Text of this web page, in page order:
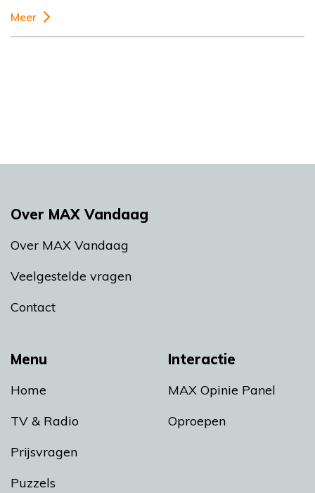
Meer
Menu
Home
TV & Radio
Prijsvragen
Puzzels
Interactie
MAX Opinie Panel
Oproepen
Over MAX Vandaag
Over MAX Vandaag
Veelgestelde vragen
Contact